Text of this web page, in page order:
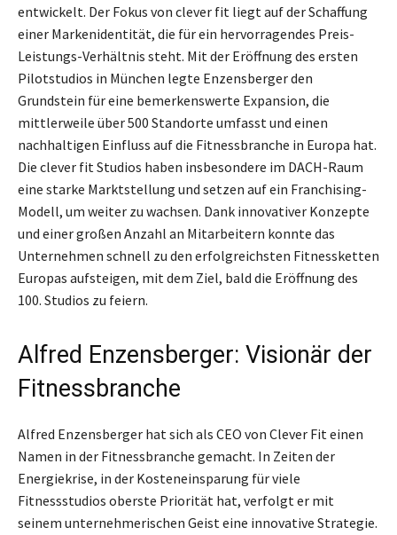
entwickelt. Der Fokus von clever fit liegt auf der Schaffung
einer Markenidentität, die für ein hervorragendes Preis-
Leistungs-Verhältnis steht. Mit der Eröffnung des ersten
Pilotstudios in München legte Enzensberger den
Grundstein für eine bemerkenswerte Expansion, die
mittlerweile über 500 Standorte umfasst und einen
nachhaltigen Einfluss auf die Fitnessbranche in Europa hat.
Die clever fit Studios haben insbesondere im DACH-Raum
eine starke Marktstellung und setzen auf ein Franchising-
Modell, um weiter zu wachsen. Dank innovativer Konzepte
und einer großen Anzahl an Mitarbeitern konnte das
Unternehmen schnell zu den erfolgreichsten Fitnessketten
Europas aufsteigen, mit dem Ziel, bald die Eröffnung des
100. Studios zu feiern.
Alfred Enzensberger: Visionär der
Fitnessbranche
Alfred Enzensberger hat sich als CEO von Clever Fit einen
Namen in der Fitnessbranche gemacht. In Zeiten der
Energiekrise, in der Kosteneinsparung für viele
Fitnessstudios oberste Priorität hat, verfolgt er mit
seinem unternehmerischen Geist eine innovative Strategie.